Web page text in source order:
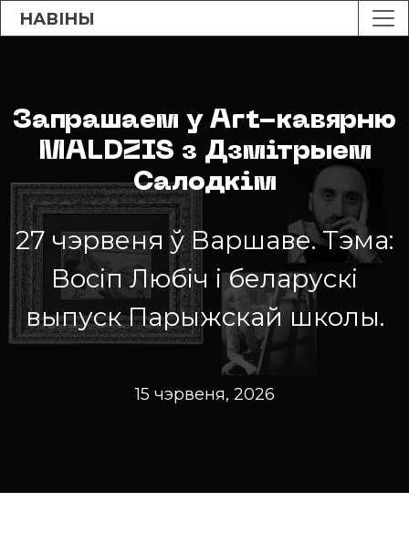
НАВІНЫ
Запрашаем у Art-кавярню
MALDZIS з Дзмітрыем
Салодкім
27 чэрвеня ў Варшаве. Тэма:
Восіп Любіч і беларускі
выпуск Парыжскай школы.
15 чэрвеня, 2026